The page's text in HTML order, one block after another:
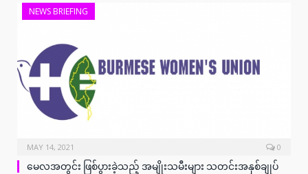
NEWS BRIEFING
MAY 14, 2021 0
မေလအတွင်း ဖြစ်ပွားခဲ့သည့် အမျိုးသမီးများ သတင်းအနှစ်ချုပ်